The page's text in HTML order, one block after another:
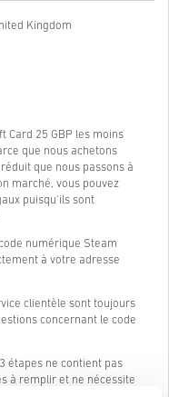
Kingdom
Card 25 GBP les moins
que nous achetons
que nous passons à
marché, vous pouvez
puisqu'ils sont
numérique Steam
à votre adresse
clientèle sont toujours
concernant le code
étapes ne contient pas
à remplir et ne nécessite